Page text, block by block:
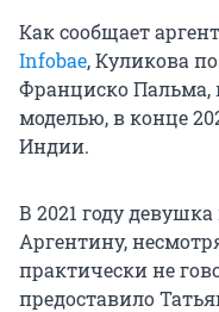
Как сообщает
Infobae, Куликова
Франциско Пальма,
моделью, в конце
Индии.
В 2021 году
Аргентину,
практически не
предоставило